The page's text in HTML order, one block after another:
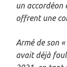
un accordéon
offrent une
Armé de son
avait déjà